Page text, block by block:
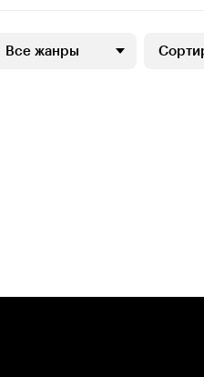
Все жанры